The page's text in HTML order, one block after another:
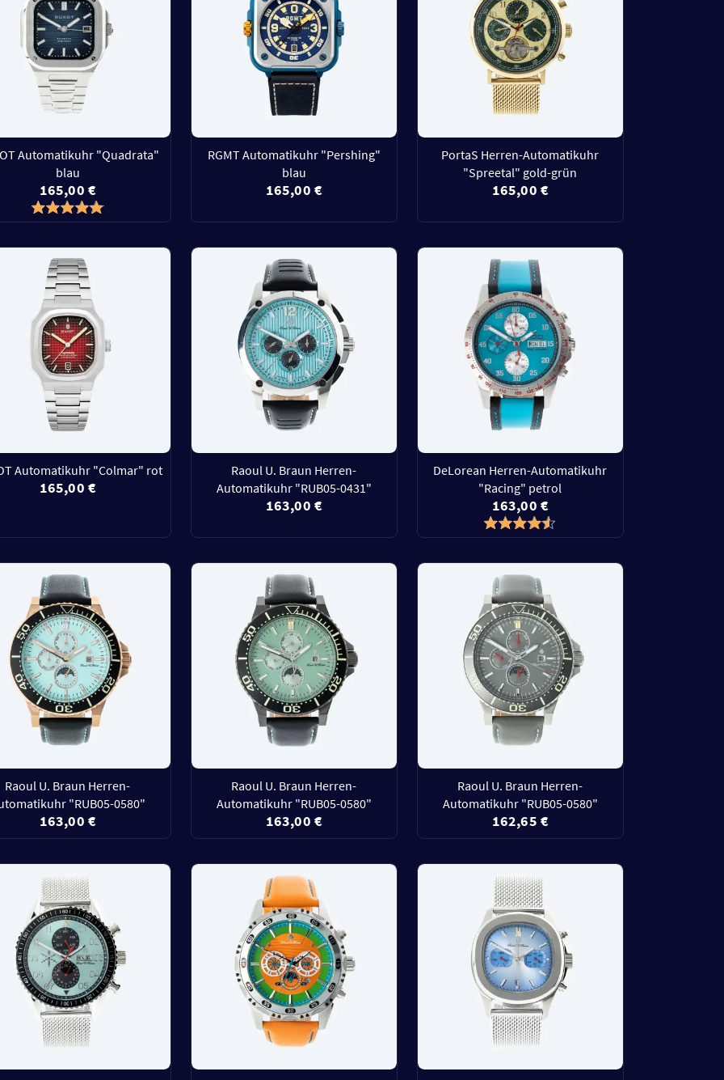
Automatikuhr "Quadrata"
blau
165,00 €
RGMT Automatikuhr "Pershing"
blau
165,00 €
PortaS Herren-Automatikuhr
"Spreetal" gold-grün
165,00 €
Automatikuhr "Colmar" rot
165,00 €
Raoul U. Braun Herren-
Automatikuhr "RUB05-0431"
163,00 €
DeLorean Herren-Automatikuhr
"Racing" petrol
163,00 €
Raoul U. Braun Herren-
"RUB05-0580"
163,00 €
Raoul U. Braun Herren-
Automatikuhr "RUB05-0580"
163,00 €
Raoul U. Braun Herren-
Automatikuhr "RUB05-0580"
162,65 €